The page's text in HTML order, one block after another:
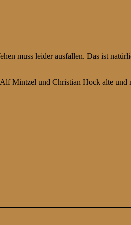
muss leider ausfallen. Das ist
Mintzel und Christian Hock alte und